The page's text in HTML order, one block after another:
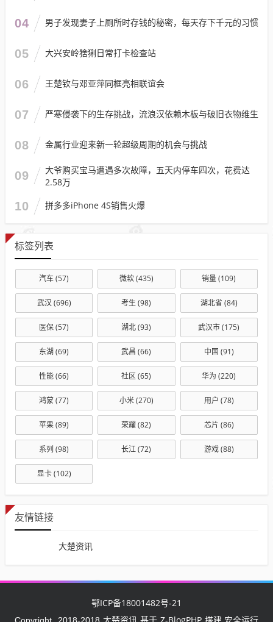
04 男子发现妻子上厕所时存钱的秘密，每天存下千元的习惯
05 大兴安岭猞猁日常打卡检查站
06 王楚钦与邓亚萍同框亮相联谊会
07 严寒侵袭下的生存挑战，流浪汉依赖木板与破旧衣物维生
08 金属行业迎来新一轮超级周期的机会与挑战
09
大爷购买宝马遭遇多次故障，五天内停车四次，花费达
2.58万
10 拼多多iPhone 4S销售火爆
标签列表
汽车(57) 微软(435) 销量(109)
武汉 (696) 考生 (98) 湖北省 (84)
医保(57) 湖北(93) 武汉市(175)
东湖 (69) 武昌 (66) 中国 (91)
性能(66) 社区 (65) 华为 (220)
鸿蒙(77) 小米(270) 用户 (78)
苹果(89) 荣耀(82) 芯片 (86)
系列 (98) 长江(72) 游戏(88)
显卡(102)
友情链接
大楚资讯
鄂ICP备18001482号-21
Copyright 2018-2018 大楚资讯 基于 Z-BlogPHP 搭建 安全运行